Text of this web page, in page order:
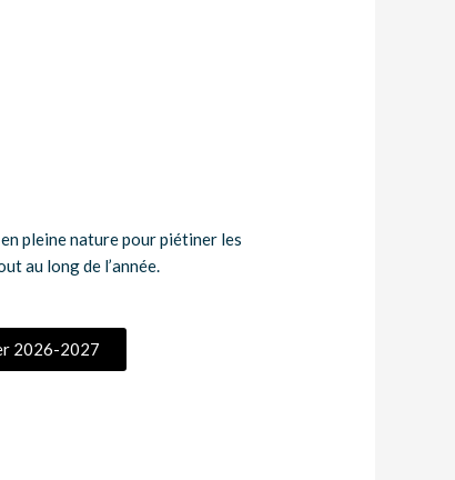
pleine nature pour piétiner les
au long de l’année.
2026-2027